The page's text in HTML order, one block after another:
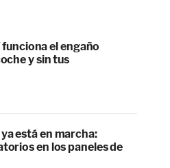
funciona el engaño
y sin tus
está en marcha:
en los paneles de